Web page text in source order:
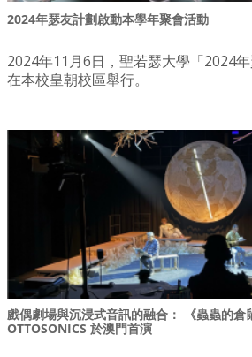
2024年瑟友計劃啟動本學年聚會活動
2024年11月6日，聖若瑟大學「2024
在本校皇朝校區舉行。
戲偶劇場與沉浸式音訊的融合： 《蟲蟲的倉
OTTOSONICS 於澳門首演